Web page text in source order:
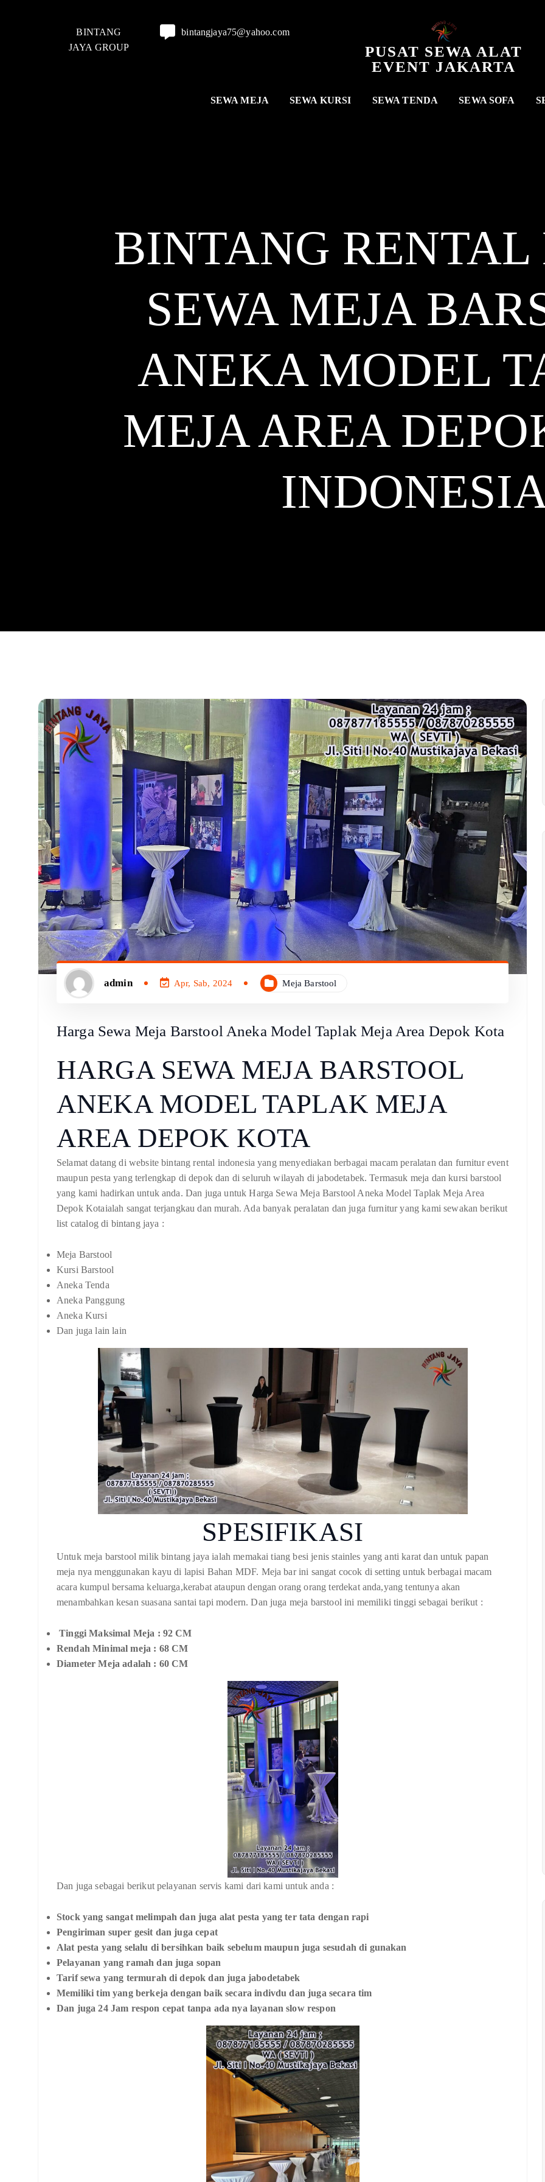
BINTANG
JAYA GROUP
bintangjaya75@yahoo.com
PUSAT SEWA ALAT
EVENT JAKARTA
SEWA MEJA SEWA KURSI SEWA TENDA SEWA SOFA
BINTANG RENTAL
SEWA MEJA
ANEKA MODEL
MEJA AREA
admin Apr, Sab, 2024 Meja Barstool
Harga Sewa Meja Barstool Aneka Model Taplak Meja Area Depok Kota
HARGA SEWA MEJA BARSTOOL
ANEKA MODEL TAPLAK MEJA
AREA DEPOK KOTA
Selamat datang di website bintang rental indonesia yang menyediakan berbagai macam peralatan dan furnitur event
maupun pesta yang terlengkap di depok dan di seluruh wilayah di jabodetabek. Termasuk meja dan kursi barstool
yang kami hadirkan untuk anda. Dan juga untuk Harga Sewa Meja Barstool Aneka Model Taplak Meja Area
Depok Kotaialah sangat terjangkau dan murah. Ada banyak peralatan dan juga furnitur yang kami sewakan berikut
list catalog di bintang jaya :
Meja Barstool
Kursi Barstool
Aneka Tenda
Aneka Panggung
Aneka Kursi
Dan juga lain lain
SPESIFIKASI
Untuk meja barstool milik bintang jaya ialah memakai tiang besi jenis stainles yang anti karat dan untuk papan
meja nya menggunakan kayu di lapisi Bahan MDF. Meja bar ini sangat cocok di setting untuk berbagai macam
acara kumpul bersama keluarga,kerabat ataupun dengan orang orang terdekat anda,yang tentunya akan
menambahkan kesan suasana santai tapi modern. Dan juga meja barstool ini memiliki tinggi sebagai berikut :
Tinggi Maksimal Meja : 92 CM
Rendah Minimal meja : 68 CM
Diameter Meja adalah : 60 CM
Dan juga sebagai berikut pelayanan servis kami dari kami untuk anda :
Stock yang sangat melimpah dan juga alat pesta yang ter tata dengan rapi
Pengiriman super gesit dan juga cepat
Alat pesta yang selalu di bersihkan baik sebelum maupun juga sesudah di gunakan
Pelayanan yang ramah dan juga sopan
Tarif sewa yang termurah di depok dan juga jabodetabek
Memiliki tim yang berkeja dengan baik secara indivdu dan juga secara tim
Dan juga 24 Jam respon cepat tanpa ada nya layanan slow respon